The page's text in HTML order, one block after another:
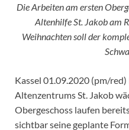
Die Arbeiten am ersten
Altenhilfe St. Jakob am
Weihnachten soll der
Kassel 01.09.2020 (pm/
Altenzentrums St. Jakob
Obergeschoss laufen
sichtbar seine geplante